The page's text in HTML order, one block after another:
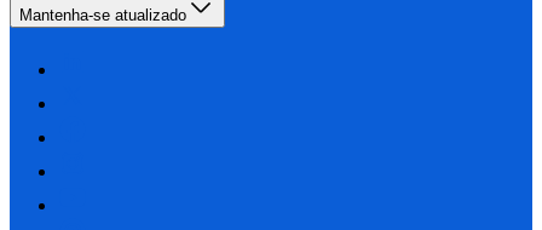
Mantenha-se atualizado